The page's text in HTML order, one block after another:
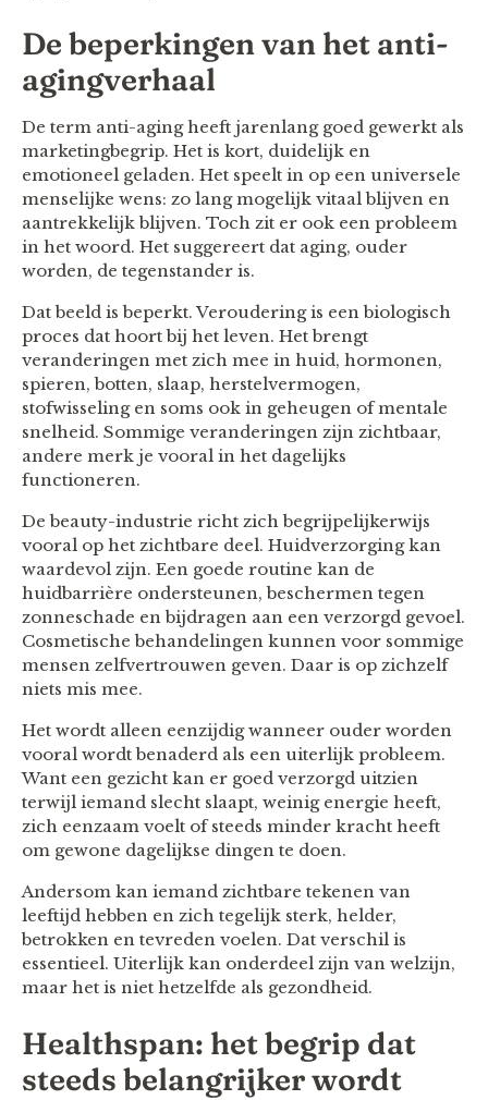
De beperkingen van het anti-
agingverhaal
De term anti-aging heeft jarenlang goed gewerkt als
marketingbegrip. Het is kort, duidelijk en
emotioneel geladen. Het speelt in op een universele
menselijke wens: zo lang mogelijk vitaal blijven en
aantrekkelijk blijven. Toch zit er ook een probleem
in het woord. Het suggereert dat aging, ouder
worden, de tegenstander is.
Dat beeld is beperkt. Veroudering is een biologisch
proces dat hoort bij het leven. Het brengt
veranderingen met zich mee in huid, hormonen,
spieren, botten, slaap, herstelvermogen,
stofwisseling en soms ook in geheugen of mentale
snelheid. Sommige veranderingen zijn zichtbaar,
andere merk je vooral in het dagelijks
functioneren.
De beauty-industrie richt zich begrijpelijkerwijs
vooral op het zichtbare deel. Huidverzorging kan
waardevol zijn. Een goede routine kan de
huidbarrière ondersteunen, beschermen tegen
zonneschade en bijdragen aan een verzorgd gevoel.
Cosmetische behandelingen kunnen voor sommige
mensen zelfvertrouwen geven. Daar is op zichzelf
niets mis mee.
Het wordt alleen eenzijdig wanneer ouder worden
vooral wordt benaderd als een uiterlijk probleem.
Want een gezicht kan er goed verzorgd uitzien
terwijl iemand slecht slaapt, weinig energie heeft,
zich eenzaam voelt of steeds minder kracht heeft
om gewone dagelijkse dingen te doen.
Andersom kan iemand zichtbare tekenen van
leeftijd hebben en zich tegelijk sterk, helder,
betrokken en tevreden voelen. Dat verschil is
essentieel. Uiterlijk kan onderdeel zijn van welzijn,
maar het is niet hetzelfde als gezondheid.
Healthspan: het begrip dat
steeds belangrijker wordt